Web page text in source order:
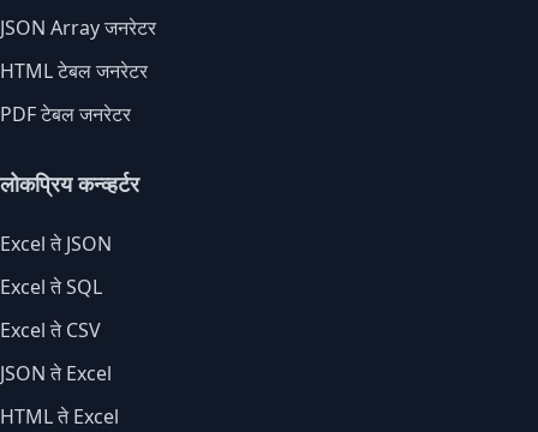
JSON Array जनरेटर
HTML टेबल जनरेटर
PDF टेबल जनरेटर
लोकप्रिय कन्व्हर्टर
Excel ते JSON
Excel ते SQL
Excel ते CSV
JSON ते Excel
HTML ते Excel